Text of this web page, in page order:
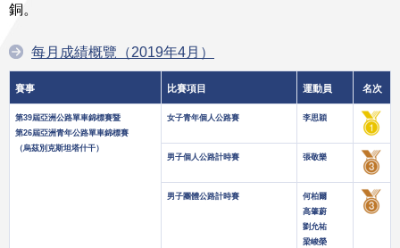
銅。
每月成績概覽（2019年4月）
賽事 比賽項目 運動員 名次
第39屆亞洲公路單車錦標賽暨
第26屆亞洲青年公路單車錦標賽
（烏茲別克斯坦塔什干）
女子青年個人公路賽 李思穎
男子個人公路計時賽 張敬樂
男子團體公路計時賽
何柏爾
高肇蔚
劉允祐
梁峻榮